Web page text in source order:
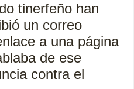
tinerfeño han
un correo
a una página
de ese
contra el